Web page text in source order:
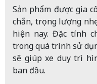
Sản phẩm được gia
chắn, trọng lượng
hiện nay. Đặc tính
trong quá trình sử
sẽ giúp xe duy trì
ban đầu.